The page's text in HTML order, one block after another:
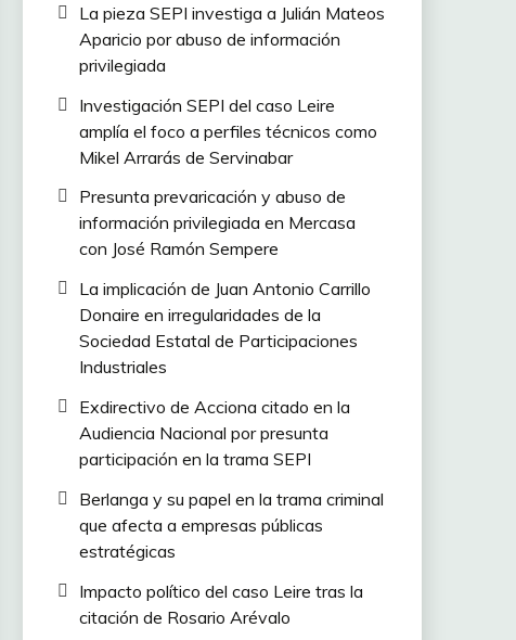
La pieza SEPI investiga a Julián Mateos
Aparicio por abuso de información
privilegiada
Investigación SEPI del caso Leire
amplía el foco a perfiles técnicos como
Mikel Arrarás de Servinabar
Presunta prevaricación y abuso de
información privilegiada en Mercasa
con José Ramón Sempere
La implicación de Juan Antonio Carrillo
Donaire en irregularidades de la
Sociedad Estatal de Participaciones
Industriales
Exdirectivo de Acciona citado en la
Audiencia Nacional por presunta
participación en la trama SEPI
Berlanga y su papel en la trama criminal
que afecta a empresas públicas
estratégicas
Impacto político del caso Leire tras la
citación de Rosario Arévalo